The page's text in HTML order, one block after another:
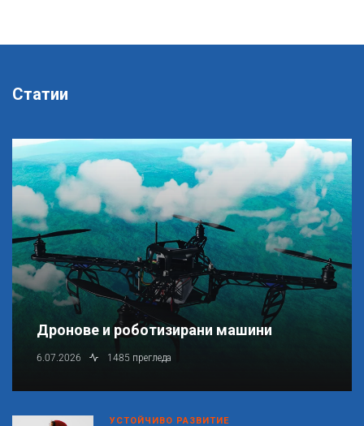
Статии
Дронове и роботизирани машини
6.07.2026 1485 прегледа
УСТОЙЧИВО РАЗВИТИЕ